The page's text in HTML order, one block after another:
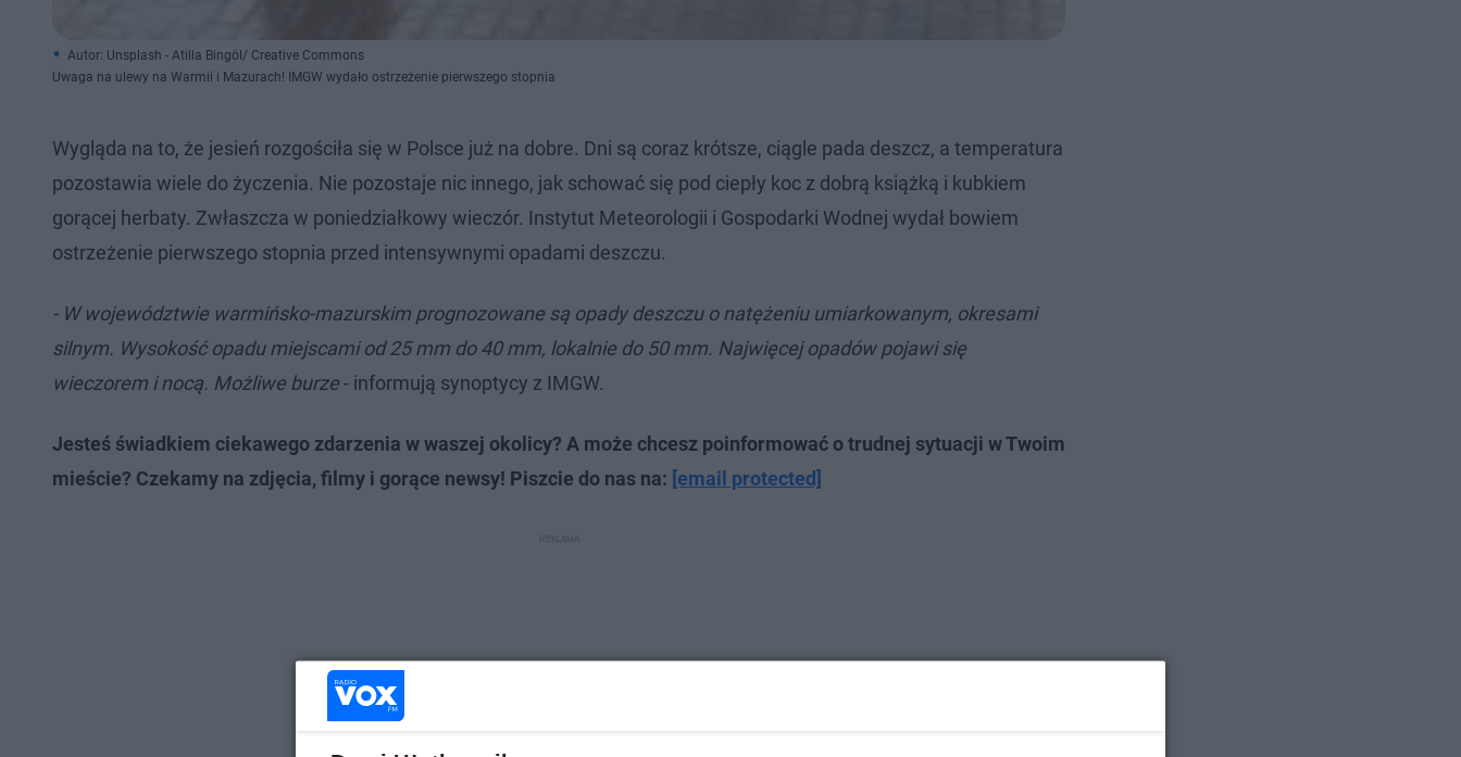
Autor: Unsplash - Atilla Bingöl/ Creative Commons
Uwaga na ulewy na Warmii i Mazurach! IMGW wydało ostrzeżenie pierwszego stopnia
Wygląda na to, że jesień rozgościła się w Polsce już na dobre. Dni są coraz krótsze, ciągle pada deszcz, a temperatura
pozostawia wiele do życzenia. Nie pozostaje nic innego, jak schować się pod ciepły koc z dobrą książką i kubkiem
gorącej herbaty. Zwłaszcza w poniedziałkowy wieczór. Instytut Meteorologii i Gospodarki Wodnej wydał bowiem
ostrzeżenie pierwszego stopnia przed intensywnymi opadami deszczu.
- W województwie warmińsko-mazurskim prognozowane są opady deszczu o natężeniu umiarkowanym, okresami
silnym. Wysokość opadu miejscami od 25 mm do 40 mm, lokalnie do 50 mm. Najwięcej opadów pojawi się
wieczorem i nocą. Możliwe burze- informują synoptycy z IMGW.
Jesteś świadkiem ciekawego zdarzenia w waszej okolicy? A może chcesz poinformować o trudnej sytuacji w Twoim
mieście? Czekamy na zdjęcia, filmy i gorące newsy! Piszcie do nas na: [email protected]